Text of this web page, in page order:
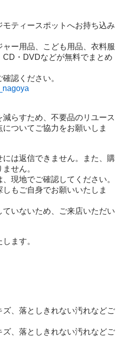
ティースポットへお持ち込み
ー用品、こども用品、衣料服
・DVDなどが無料でまとめ
らすため、不要品のリユース
ついてご協力をお願いしま
には返信できません。また、購
せん。
現地でご確認してください。
しもご自身でお願いいたしま
ていないため、ご来店いただい
ます。
ズ、落としきれない汚れなどご
ズ、落としきれない汚れなどご